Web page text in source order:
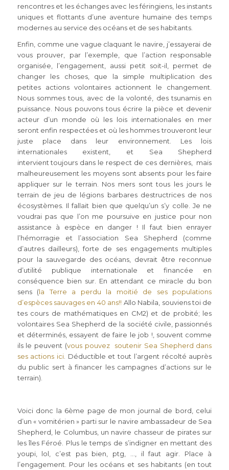
rencontres et les échanges avec les féringiens, les instants
uniques et flottants d’une aventure humaine des temps
modernes au service des océans et de ses habitants.
Enfin, comme une vague claquant le navire, j’essayerai de
vous prouver, par l’exemple, que l’action responsable
organisée, l’engagement, aussi petit soit-il, permet de
changer les choses, que la simple multiplication des
petites actions volontaires actionnent le changement.
Nous sommes tous, avec de la volonté, des tsunamis en
puissance. Nous pouvons tous écrire la pièce et devenir
acteur d’un monde où les lois internationales en mer
seront enfin respectées et où les hommes trouveront leur
juste place dans leur environnement. Les lois
internationales existent, et Sea Shepherd
intervient toujours dans le respect de ces dernières, mais
malheureusement les moyens sont absents pour les faire
appliquer sur le terrain. Nos mers sont tous les jours le
terrain de jeu de légions barbares destructrices de nos
écosystèmes. Il fallait bien que quelqu’un s’y colle. Je ne
voudrai pas que l’on me poursuive en justice pour non
assistance à espèce en danger ! Il faut bien enrayer
l’hémorragie et l’association Sea Shepherd (comme
d’autres dailleurs), forte de ses engagements multiples
pour la sauvegarde des océans, devrait être reconnue
d’utilité publique internationale et financée en
conséquence bien sur. En attendant ce miracle du bon
sens (la Terre a perdu la moitié de ses populations
d’espèces sauvages en 40 ans!! Allo Nabila, souviens toi de
tes cours de mathématiques en CM2) et de probité; les
volontaires Sea Shepherd de la société civile, passionnés
et déterminés, essayent de faire le job !, souvent comme
ils le peuvent (vous pouvez soutenir Sea Shepherd dans
ses actions ici . Déductible et tout l’argent récolté auprès
du public sert à financer les campagnes d’actions sur le
terrain).
Voici donc la 6ème page de mon journal de bord, celui
d’un « vomitérien » parti sur le navire ambassadeur de Sea
Shepherd, le Columbus, un navire chasseur de pirates sur
les îles Féroé. Plus le temps de s’indigner en mettant des
youpi, lol, c’est pas bien, ptg, …, il faut agir. Place à
l’engagement. Pour les océans et ses habitants (en tout